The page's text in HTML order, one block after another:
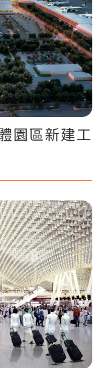
園區新建工